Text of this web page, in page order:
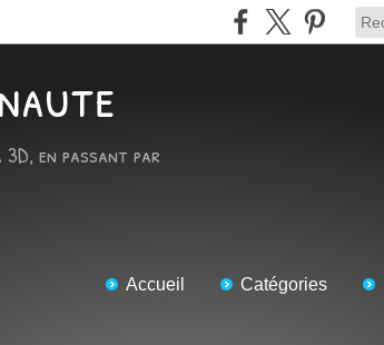
en passant par
Accueil Catégories